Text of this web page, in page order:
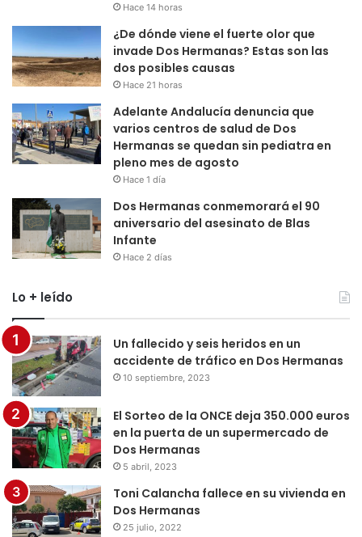
Hace 14 horas
¿De dónde viene el fuerte olor que
invade Dos Hermanas? Estas son las
dos posibles causas
Hace 21 horas
Adelante Andalucía denuncia que
varios centros de salud de Dos
Hermanas se quedan sin pediatra en
pleno mes de agosto
Hace 1 día
Dos Hermanas conmemorará el 90
aniversario del asesinato de Blas
Infante
Hace 2 días
Lo + leído
Un fallecido y seis heridos en un
accidente de tráfico en Dos Hermanas
10 septiembre, 2023
El Sorteo de la ONCE deja 350.000 euros
en la puerta de un supermercado de
Dos Hermanas
5 abril, 2023
Toni Calancha fallece en su vivienda en
Dos Hermanas
25 julio, 2022